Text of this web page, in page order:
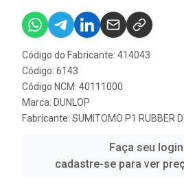
Código do Fabricante: 414043
Código: 6143
Código NCM: 40111000
Marca: DUNLOP
Fabricante: SUMITOMO P1 RUBBER
Faça seu
cadastre-se para ver